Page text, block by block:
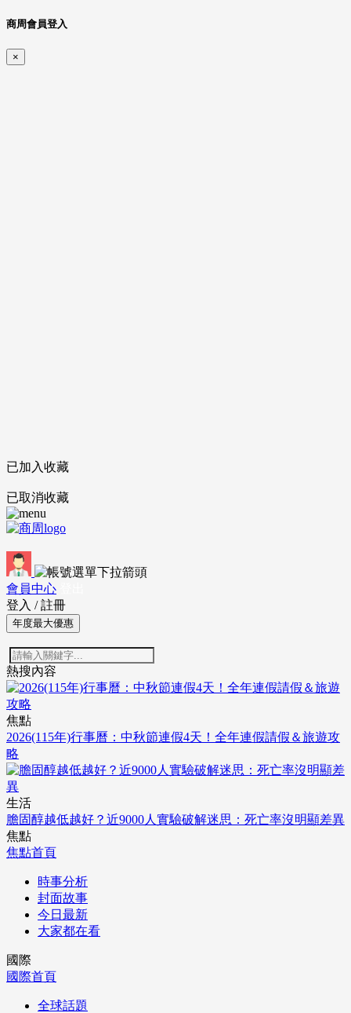
商周會員登入
×
已加入收藏
已取消收藏
會員中心
登入 / 註冊
年度最大優惠
熱搜內容
焦點
2026(115年)行事曆：中秋節連假4天！全年連假請假＆旅遊攻
略
生活
膽固醇越低越好？近9000人實驗破解迷思：死亡率沒明顯差異
焦點
焦點首頁
時事分析
封面故事
今日最新
大家都在看
國際
國際首頁
全球話題